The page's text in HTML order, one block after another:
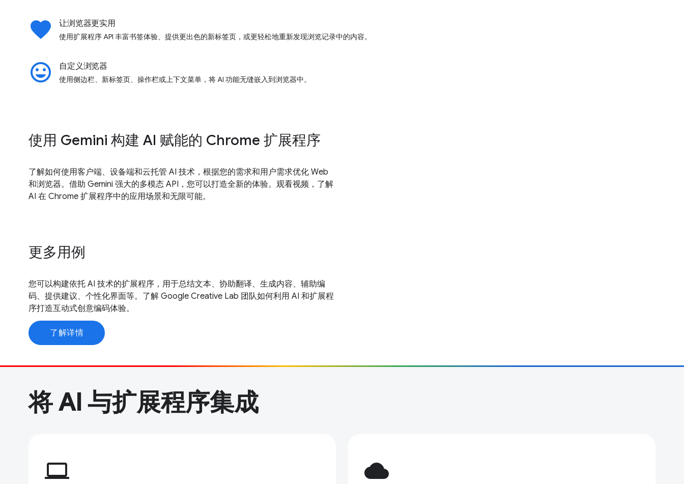
favorite 让浏览器更实用
使用扩展程序 API 丰富书签体验、提供更出色的新标签页，或更轻松地重新发现浏览记录中的内容。
insert_emoticon 自定义浏览器
使用侧边栏、新标签页、操作栏或上下文菜单，将 AI 功能无缝嵌入到浏览器中。
使用 Gemini 构建 AI 赋能的 Chrome 扩展程序
了解如何使用客户端、设备端和云托管 AI 技术，根据您的需求和用户需求优化 Web
和浏览器。借助 Gemini 强大的多模态 API，您可以打造全新的体验。观看视频，了解
AI 在 Chrome 扩展程序中的应用场景和无限可能。
更多用例
您可以构建依托 AI 技术的扩展程序，用于总结文本、协助翻译、生成内容、辅助编
码、提供建议、个性化界面等。了解 Google Creative Lab 团队如何利用 AI 和扩展程
序打造互动式创意编码体验。
了解详情
将 AI 与扩展程序集成
computer cloud